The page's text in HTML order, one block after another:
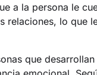
a la persona le
relaciones, lo que
que